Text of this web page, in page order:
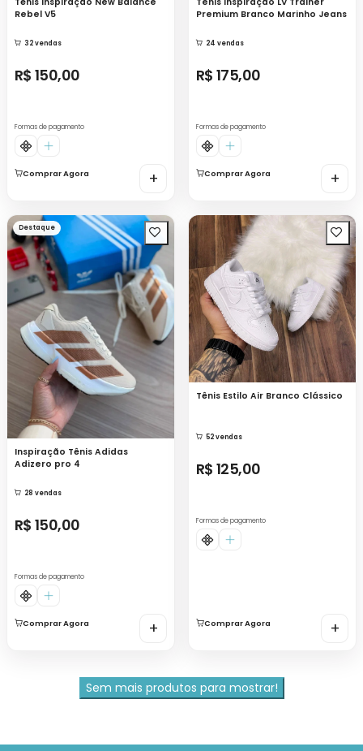
Rebel V5
32 vendas
R$ 150,00
Formas de pagamento
Comprar Agora +
Premium Branco Marinho Jeans
24 vendas
R$ 175,00
Formas de pagamento
Comprar Agora +
Destaque
Inspiração Tênis Adidas
Adizero pro 4
28 vendas
R$ 150,00
Formas de pagamento
Comprar Agora +
Tênis Estilo Air Branco Clássico
52 vendas
R$ 125,00
Formas de pagamento
Comprar Agora +
Sem mais produtos para mostrar!